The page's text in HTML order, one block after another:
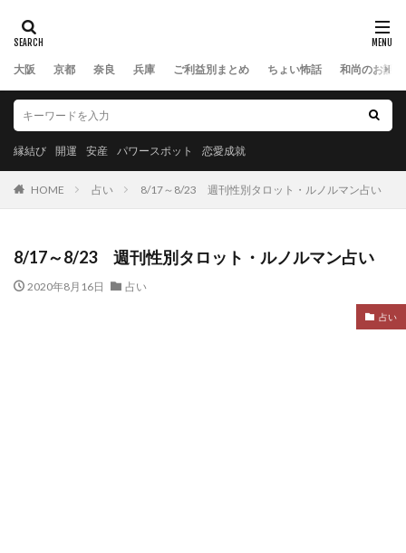
大阪 京都 奈良 兵庫 ご利益別まとめ ちょい怖話 和尚のお話
縁結び 開運 安産 パワースポット 恋愛成就
HOME 占い 8/17～8/23 週刊性別タロット・ルノルマン占い
8/17～8/23 週刊性別タロット・ルノルマン占い
2020年8月16日 占い
占い